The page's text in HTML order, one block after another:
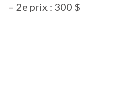
– 2e prix : 300 $